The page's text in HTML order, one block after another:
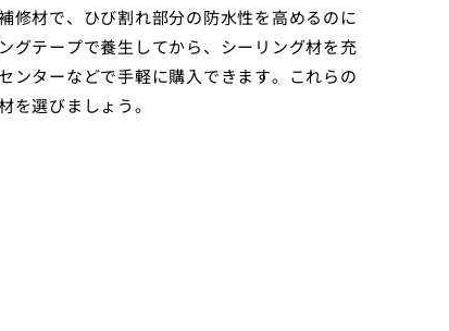
修材で、ひび割れ部分の防水性を高めるのに
グテープで養生してから、シーリング材を充
ンターなどで手軽に購入できます。これらの
選びましょう。